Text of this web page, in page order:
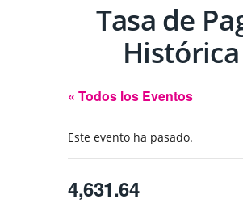
Tasa de
Histórica
« Todos los Eventos
Este evento ha pasado.
4,631.64